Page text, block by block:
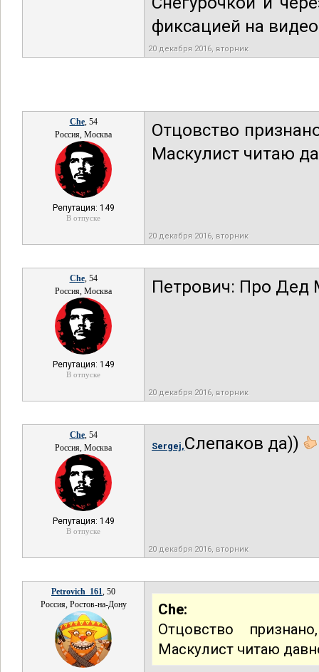
фиксацией на
20 декабря 2016, вторник
Che, 54
Россия, Москва
Репутация: 149
В отпуске
Отцовство
Маскулист читаю
20 декабря 2016, вторник
Che, 54
Россия, Москва
Репутация: 149
В отпуске
Петрович: Про Дед
20 декабря 2016, вторник
Che, 54
Россия, Москва
Репутация: 149
В отпуске
Sergej,Слепаков да))
20 декабря 2016, вторник
Petrovich_161, 50
Россия, Ростов-на-Дону
Che:
Отцовство
Маскулист читаю